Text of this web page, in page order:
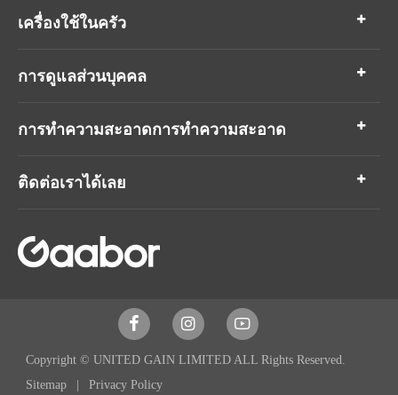
เครื่องใช้ในครัว
การดูแลส่วนบุคคล
การทำความสะอาดการทำความสะอาด
ติดต่อเราได้เลย
  
Copyright © UNITED GAIN LIMITED ALL Rights Reserved.
Sitemap
Privacy Policy